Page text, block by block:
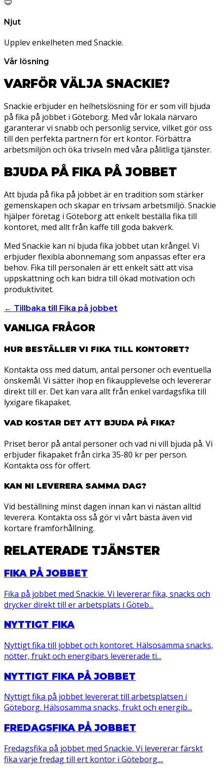
Njut
Upplev enkelheten med Snackie.
Vår lösning
VARFÖR VÄLJA SNACKIE?
Snackie erbjuder en helhetslösning för er som vill bjuda
på fika på jobbet i Göteborg. Med vår lokala närvaro
garanterar vi snabb och personlig service, vilket gör oss
till den perfekta partnern för ert kontor. Förbättra
arbetsmiljön och öka trivseln med våra pålitliga tjänster.
BJUDA PÅ FIKA PÅ JOBBET
Att bjuda på fika på jobbet är en tradition som stärker
gemenskapen och skapar en trivsam arbetsmiljö. Snackie
hjälper företag i Göteborg att enkelt beställa fika till
kontoret, med allt från kaffe till goda bakverk.
Med Snackie kan ni bjuda fika jobbet utan krångel. Vi
erbjuder flexibla abonnemang som anpassas efter era
behov. Fika till personalen är ett enkelt sätt att visa
uppskattning och kan bidra till ökad motivation och
produktivitet.
← Tillbaka till Fika på jobbet
VANLIGA FRÅGOR
HUR BESTÄLLER VI FIKA TILL KONTORET?
Kontakta oss med datum, antal personer och eventuella
önskemål. Vi sätter ihop en fikaupplevelse och levererar
direkt till er. Det kan vara allt från enkel vardagsfika till
lyxigare fikapaket.
VAD KOSTAR DET ATT BJUDA PÅ FIKA?
Priset beror på antal personer och vad ni vill bjuda på. Vi
erbjuder fikapaket från cirka 35-80 kr per person.
Kontakta oss för offert.
KAN NI LEVERERA SAMMA DAG?
Vid beställning minst dagen innan kan vi nästan alltid
leverera. Kontakta oss så gör vi vårt bästa även vid
kortare framförhållning.
RELATERADE TJÄNSTER
FIKA PÅ JOBBET
Fika på jobbet med Snackie. Vi levererar fika, snacks och
drycker direkt till er arbetsplats i Göteb...
NYTTIGT FIKA
Nyttigt fika till jobbet och kontoret. Hälsosamma snacks,
nötter, frukt och energibars levererade ti...
NYTTIGT FIKA PÅ JOBBET
Nyttigt fika på jobbet levererat till arbetsplatsen i
Göteborg. Hälsosamma snacks, frukt och energib...
FREDAGSFIKA PÅ JOBBET
Fredagsfika på jobbet med Snackie. Vi levererar färskt
fika varje fredag till ert kontor i Göteborg....